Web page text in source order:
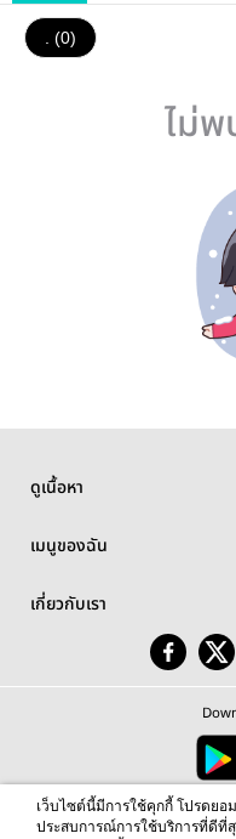
. (0)
ไม่พ
ดูเนื้อหา
เมนูของฉัน
เกี่ยวกับเรา
© 2026 readAwrite.com by
This site is protected by reCAPTCHA
เว็บไซต์นี้มีการใช้คุกกี้ โปรดยอ
ประสบการณ์การใช้บริการที่ดีที่